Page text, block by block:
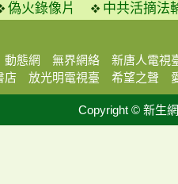
偽火錄像片 中共活摘法
動態網 無界網絡
新唐人電視
店 放光明電視臺 希望之聲
Copyright © 新生